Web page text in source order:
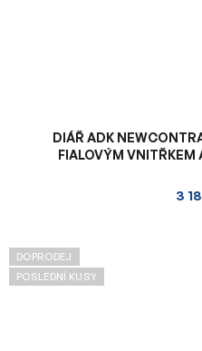
DIÁŘ ADK
FIALOVÝM
3
DOPRODEJ
POSLEDNÍ KUSY